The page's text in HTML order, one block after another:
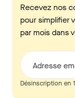
Recevez nos
pour simplifier
par mois dans
Adresse
Désinscription en